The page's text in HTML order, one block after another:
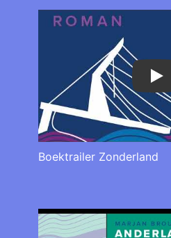
Play
Boektrailer Zonderland